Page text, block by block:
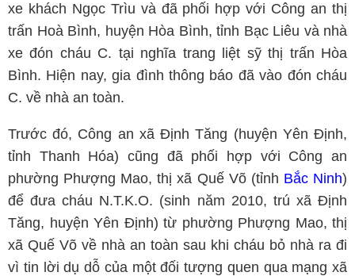
xe khách Ngọc Trìu và đã phối hợp với Công an thị
trấn Hoà Bình, huyện Hòa Bình, tỉnh Bạc Liêu và nhà
xe đón cháu C. tại nghĩa trang liệt sỹ thị trấn Hòa
Bình. Hiện nay, gia đình thông báo đã vào đón cháu
C. về nhà an toàn.
Trước đó, Công an xã Định Tăng (huyện Yên Định,
tỉnh Thanh Hóa) cũng đã phối hợp với Công an
phường Phượng Mao, thị xã Quế Võ (tỉnh Bắc Ninh)
để đưa cháu N.T.K.O. (sinh năm 2010, trú xã Định
Tăng, huyện Yên Định) từ phường Phượng Mao, thị
xã Quế Võ về nhà an toàn sau khi cháu bỏ nhà ra đi
vì tin lời dụ dỗ của một đối tượng quen qua mạng xã